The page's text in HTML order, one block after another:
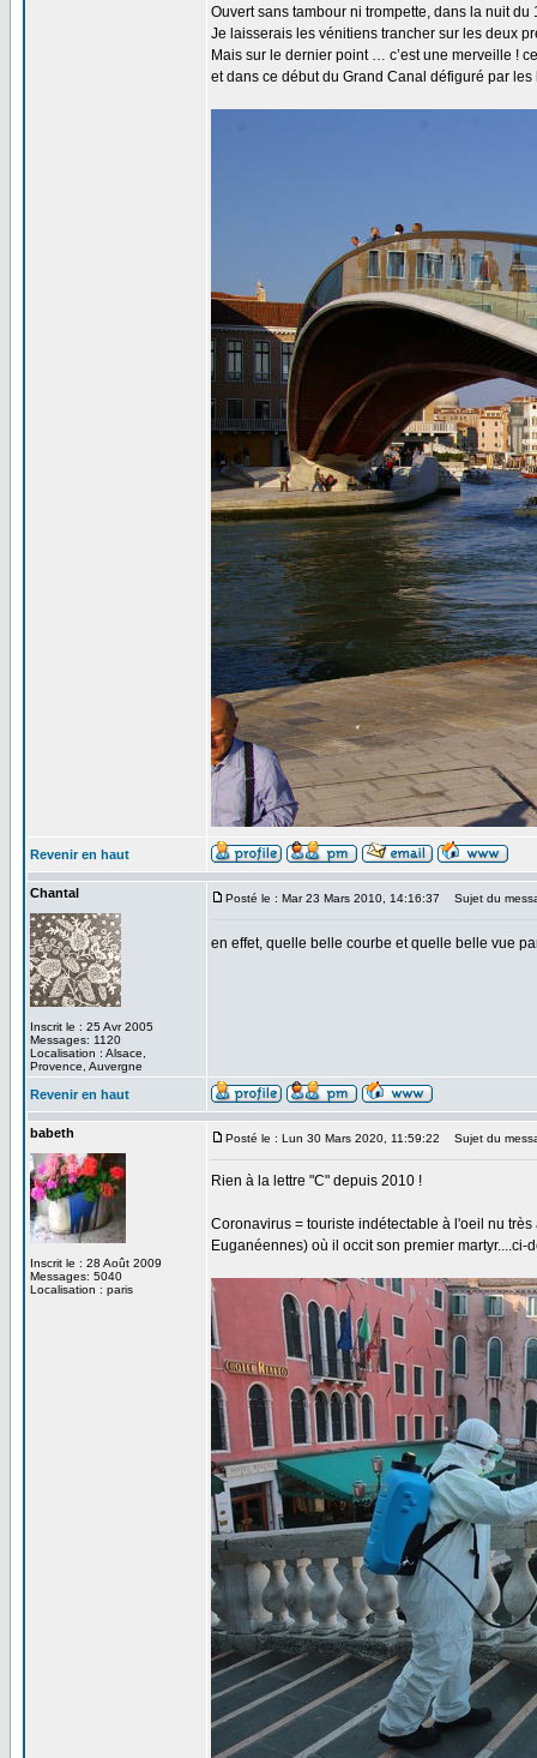
Ouvert sans tambour ni trompette, dans la nuit
Je laisserais les vénitiens trancher sur les deux
Mais sur le dernier point … c’est une merveille !
et dans ce début du Grand Canal défiguré par
Revenir en haut
Chantal
Inscrit le : 25 Avr 2005
Messages: 1120
Localisation : Alsace,
Provence, Auvergne
Posté le : Mar 23 Mars 2010, 14:16:37 Sujet du
en effet, quelle belle courbe et quelle belle vue
Revenir en haut
babeth
Inscrit le : 28 Août 2009
Messages: 5040
Localisation : paris
Posté le : Lun 30 Mars 2020, 11:59:22 Sujet du
Rien à la lettre "C" depuis 2010 !
Coronavirus = touriste indétectable à l'oeil nu
Euganéennes) où il occit son premier